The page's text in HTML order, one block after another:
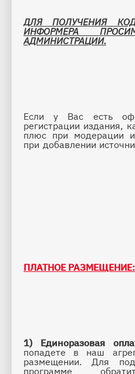
ДЛЯ ПОЛУЧЕНИЯ
ИНФОРМЕРА
АДМИНИСТРАЦИИ.
Если у Вас есть
регистрации издания,
плюс при модерации
при добавлении
ПЛАТНОЕ РАЗМЕЩЕНИЕ:
1) Единоразовая
попадете в наш
размещении. Для